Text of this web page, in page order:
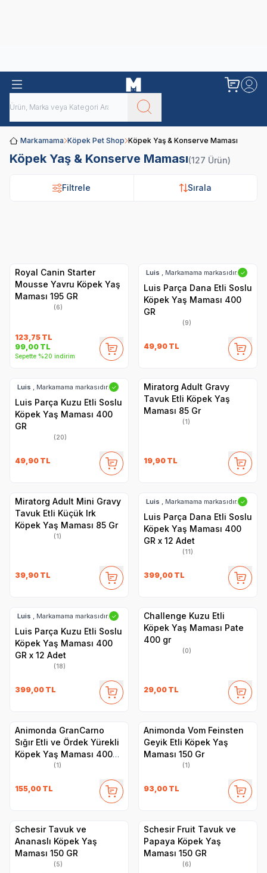
Markamama Köpek Pet Shop Köpek Yaş & Konserve Maması
Köpek Yaş & Konserve Maması(127 Ürün)
Filtrele Sırala
Royal Canin Starter
Mousse Yavru Köpek Yaş
Maması 195 GR
(6)
123,75 TL
99,00 TL
Sepette %20 indirim
Luis , Markamama markasıdır. ✓
Luis Parça Dana Etli Soslu
Köpek Yaş Maması 400
GR
(9)
49,90 TL
Luis , Markamama markasıdır. ✓
Luis Parça Kuzu Etli Soslu
Köpek Yaş Maması 400
GR
(20)
49,90 TL
Miratorg Adult Gravy
Tavuk Etli Köpek Yaş
Maması 85 Gr
(1)
19,90 TL
Miratorg Adult Mini Gravy
Tavuk Etli Küçük Irk
Köpek Yaş Maması 85 Gr
(1)
39,90 TL
Luis , Markamama markasıdır. ✓
Luis Parça Dana Etli Soslu
Köpek Yaş Maması 400
GR x 12 Adet
(11)
399,00 TL
Luis , Markamama markasıdır. ✓
Luis Parça Kuzu Etli Soslu
Köpek Yaş Maması 400
GR x 12 Adet
(18)
399,00 TL
Challenge Kuzu Etli
Köpek Yaş Maması Pate
400 gr
(0)
29,00 TL
Animonda GranCarno
Sığır Etli ve Ördek Yürekli
Köpek Yaş Maması 400
(1)
155,00 TL
Animonda Vom Feinsten
Geyik Etli Köpek Yaş
Maması 150 Gr
(1)
93,00 TL
Schesir Tavuk ve
Ananaslı Köpek Yaş
Maması 150 GR
(5)
Schesir Fruit Tavuk ve
Papaya Köpek Yaş
Maması 150 GR
(6)